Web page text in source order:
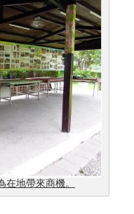
地帶來商機。